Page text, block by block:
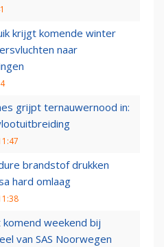
krijgt komende winter
naar
grijpt ternauwernood in:
brandstof drukken
hard omlaag
weekend bij
van SAS Noorwegen